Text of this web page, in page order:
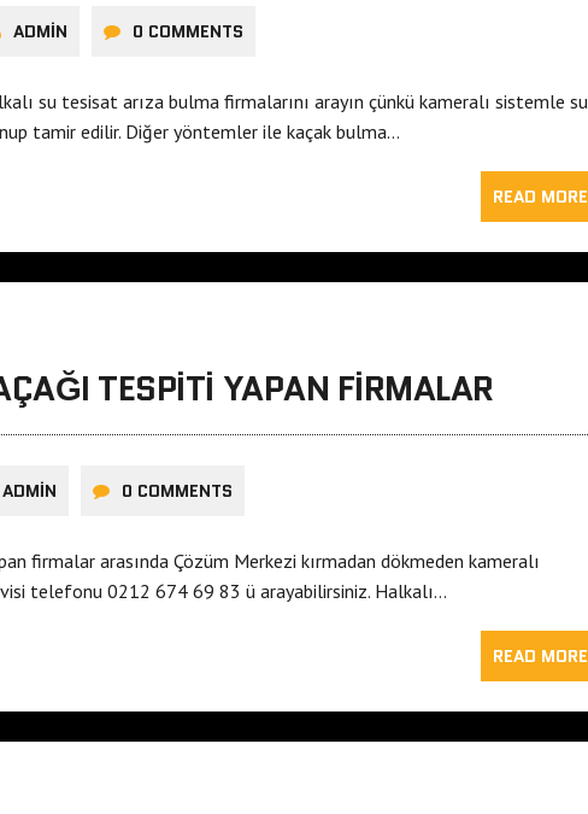
ADMIN 0 COMMENTS
su tesisat arıza bulma firmalarını arayın çünkü kameralı sistemle su
tamir edilir. Diğer yöntemler ile kaçak bulma…
READ MORE
TESPITI YAPAN FIRMALAR
ADMIN 0 COMMENTS
firmalar arasında Çözüm Merkezi kırmadan dökmeden kameralı
telefonu 0212 674 69 83 ü arayabilirsiniz. Halkalı…
READ MORE